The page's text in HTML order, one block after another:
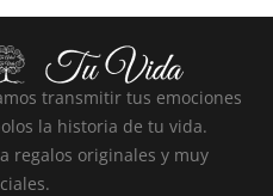
transmitir tus emociones
la historia de tu vida.
regalos originales y muy